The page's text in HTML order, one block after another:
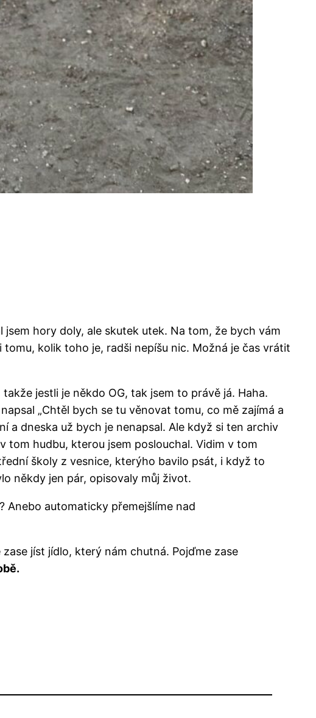
hory doly, ale skutek utek. Na tom, že bych vám
kolik toho je, radši nepíšu nic. Možná je čas vrátit
jestli je někdo OG, tak jsem to právě já. Haha.
„Chtěl bych se tu věnovat tomu, co mě zajímá a
dneska už bych je nenapsal. Ale když si ten archiv
tom hudbu, kterou jsem poslouchal. Vidim v tom
školy z vesnice, kterýho bavilo psát, i když to
někdy jen pár, opisovaly můj život.
Anebo automaticky přemejšlíme nad
jíst jídlo, který nám chutná. Pojďme zase